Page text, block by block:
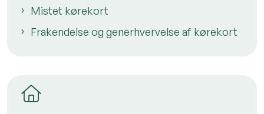
Mistet kørekort
Frakendelse og generhvervelse af kørekort